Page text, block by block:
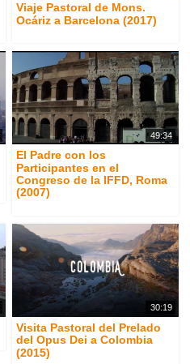
Viaje Pastoral de Mons.
Ocáriz a Barcelona (2017)
49:34
El Padre con los
Participantes en el
Congreso de la IFFD, Roma
(2007)
30:19
Visita Pastoral del Prelado
del Opus Dei a Colombia
(2015)